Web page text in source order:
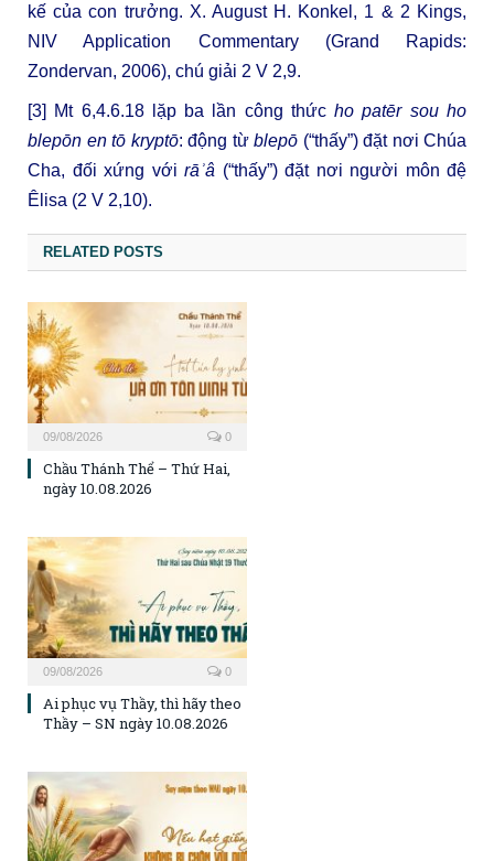
kế của con trưởng. X. August H. Konkel, 1 & 2 Kings,
NIV Application Commentary (Grand Rapids:
Zondervan, 2006), chú giải 2 V 2,9.
[3] Mt 6,4.6.18 lặp ba lần công thứcho patēr sou ho
blepōn en tō kryptō: động từ blepō (“thấy”) đặt nơi Chúa
Cha, đối xứng với rāʾâ (“thấy”) đặt nơi người môn đệ
Êlisa (2 V 2,10).
RELATED POSTS
09/08/2026 0
Chầu Thánh Thể – Thứ Hai,
ngày 10.08.2026
09/08/2026 0
Ai phục vụ Thầy, thì hãy theo
Thầy – SN ngày 10.08.2026